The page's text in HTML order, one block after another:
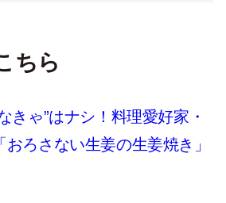
ちら
きゃ”はナシ！料理愛好家・
ろさない生姜の生姜焼き」